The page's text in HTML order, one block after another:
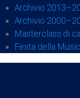
Archivio
Archivio
Masterclass di
Festa della